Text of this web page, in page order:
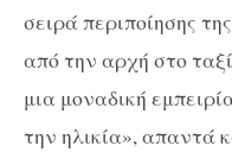
σειρά περιποίησης
από την αρχή στο
μια μοναδική
την ηλικία», απαντά